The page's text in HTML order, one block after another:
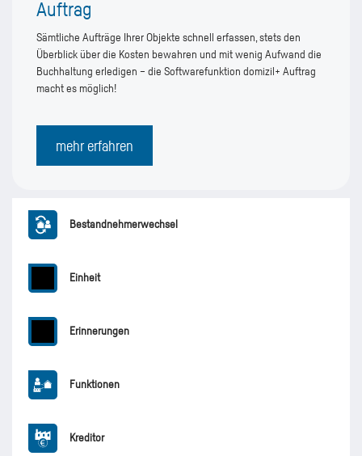
Bestandnehmerwechsel
Einheit
Erinnerungen
Funktionen
Kreditor
Auftrag
Sämtliche Aufträge Ihrer Objekte schnell erfassen, stets den
Überblick über die Kosten bewahren und mit wenig Aufwand die
Buchhaltung erledigen – die Softwarefunktion domizil+ Auftrag
macht es möglich!
mehr erfahren